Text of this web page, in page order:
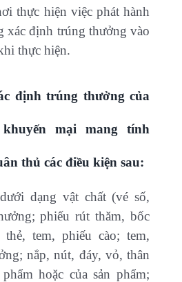
thực hiện việc phát hành
xác định trúng thưởng vào
thực hiện.
định trúng thưởng của
mại mang tính
thủ các điều kiện sau:
dạng vật chất (vé số,
phiếu rút thăm, bốc
tem, phiếu cào; tem,
nắp, nút, đáy, vỏ, thân
hoặc của sản phẩm;